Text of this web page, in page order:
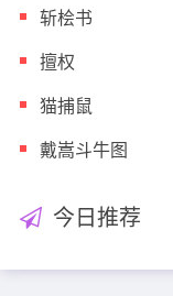
斩桧书
擅权
猫捕鼠
戴嵩斗牛图
今日推荐